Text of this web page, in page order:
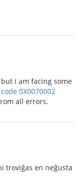
i am facing some
0X0070002
all errors.
troviĝas en neĝusta